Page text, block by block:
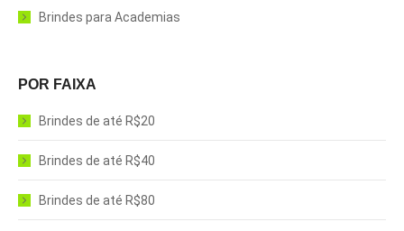
Brindes para Academias
POR FAIXA
Brindes de até R$20
Brindes de até R$40
Brindes de até R$80